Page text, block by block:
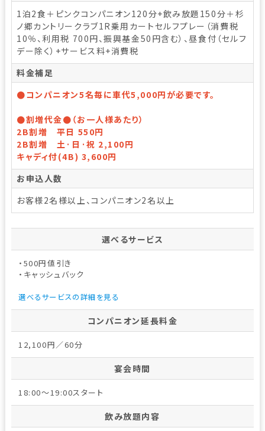
1泊2食＋ピンクコンパニオン120分+飲み放題150分＋杉
ノ郷カントリークラブ1R乗用カートセルフプレー（消費税
10％、利用税 700円、振興基金50円含む）、昼食付（セルフ
デー除く）+サービス料+消費税
料金補足
●コンパニオン5名毎に車代5,000円が必要です。
●割増代金●（お一人様あたり）
2B割増 平日 550円
2B割増 土·日·祝 2,100円
キャディ付(4B) 3,600円
お申込人数
お客様2名様以上、コンパニオン2名以上
選べるサービス
・500円値引き
・キャッシュバック
選べるサービスの詳細を見る
コンパニオン延長料金
12,100円／60分
宴会時間
18:00～19:00スタート
飲み放題内容